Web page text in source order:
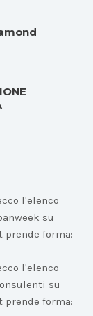
l'elenco
su
prende forma:
l'elenco
su
prende forma: